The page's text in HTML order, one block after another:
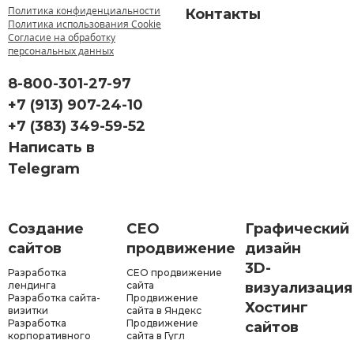
Политика конфиденциальности
Политика использования Cookie
Согласие на обработку
персональных данных
8-800-301-27-97
+7 (913) 907-24-10
+7 (383) 349-59-52
Написать в
Telegram
Контакты
Создание
сайтов
Разработка
лендинга
Разработка сайта-
визитки
Разработка
корпоративного
СЕО
продвижение
СЕО продвижение
сайта
Продвижение
сайта в Яндекс
Продвижение
сайта в Гугл
Графический
дизайн
3D-
визуализация
Хостинг
сайтов